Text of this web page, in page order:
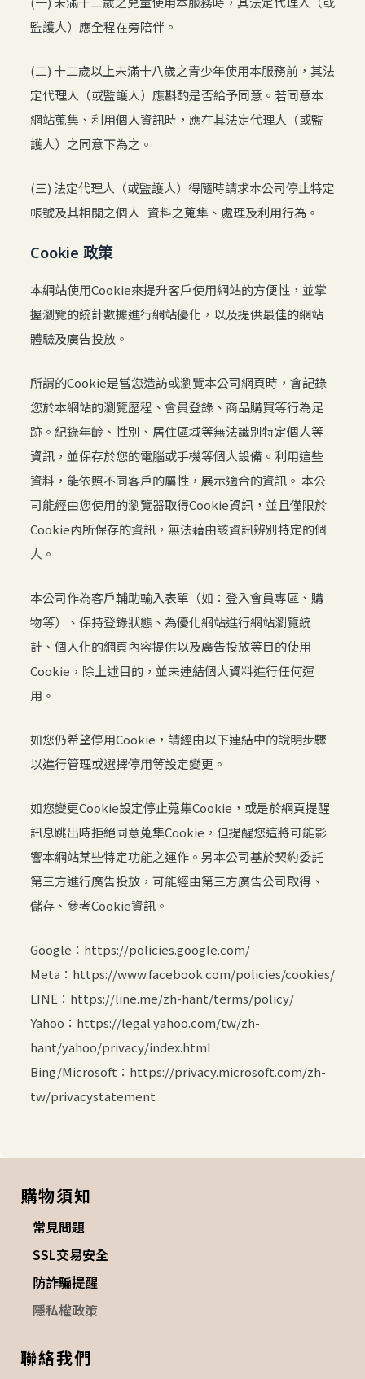
監護人）應全程在旁陪伴。
(二) 十二歲以上未滿十八歲之青少年使用本服務前，其法
定代理人（或監護人）應斟酌是否給予同意。若同意本
網站蒐集、利用個人資訊時，應在其法定代理人（或監
護人）之同意下為之。
(三) 法定代理人（或監護人）得隨時請求本公司停止特定
帳號及其相關之個人 資料之蒐集、處理及利用行為。
Cookie 政策
本網站使用Cookie來提升客戶使用網站的方便性，並掌
握瀏覽的統計數據進行網站優化，以及提供最佳的網站
體驗及廣告投放。
所謂的Cookie是當您造訪或瀏覽本公司網頁時，會記錄
您於本網站的瀏覽歷程、會員登錄、商品購買等行為足
跡。紀錄年齡、性別、居住區域等無法識別特定個人等
資訊，並保存於您的電腦或手機等個人設備。利用這些
資料，能依照不同客戶的屬性，展示適合的資訊。 本公
司能經由您使用的瀏覽器取得Cookie資訊，並且僅限於
Cookie內所保存的資訊，無法藉由該資訊辨別特定的個
人。
本公司作為客戶輔助輸入表單（如：登入會員專區、購
物等）、保持登錄狀態、為優化網站進行網站瀏覽統
計、個人化的網頁內容提供以及廣告投放等目的使用
Cookie，除上述目的，並未連結個人資料進行任何運
用。
如您仍希望停用Cookie，請經由以下連結中的說明步驟
以進行管理或選擇停用等設定變更。
如您變更Cookie設定停止蒐集Cookie，或是於網頁提醒
訊息跳出時拒絕同意蒐集Cookie，但提醒您這將可能影
響本網站某些特定功能之運作。另本公司基於契約委託
第三方進行廣告投放，可能經由第三方廣告公司取得、
儲存、參考Cookie資訊。
Google：https://policies.google.com/
Meta：https://www.facebook.com/policies/cookies/
LINE：https://line.me/zh-hant/terms/policy/
Yahoo：https://legal.yahoo.com/tw/zh-
hant/yahoo/privacy/index.html
Bing/Microsoft：https://privacy.microsoft.com/zh-
tw/privacystatement
購物須知
常見問題
SSL交易安全
防詐騙提醒
隱私權政策
聯絡我們